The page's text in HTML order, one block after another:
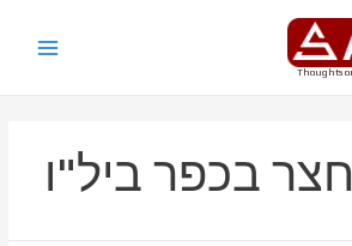
Thoughts
בכפר ביל"ו